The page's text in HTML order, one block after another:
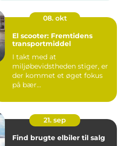
08. okt
El scooter: Fremtidens
transportmiddel
I takt med at
miljøbevidstheden stiger, er
der kommet et øget fokus
på bær...
21. sep
Find brugte elbiler til salg